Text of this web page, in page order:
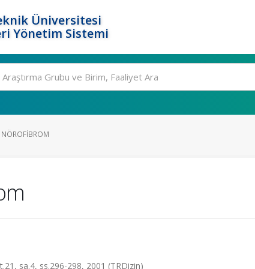
Üniversitesi
Yönetim Sistemi
NÖROFIBROM
sa.4, ss.296-298, 2001 (TRDizin)